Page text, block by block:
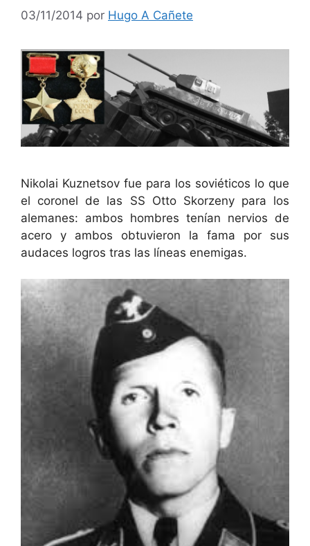
03/11/2014 por Hugo A Cañete
Nikolai Kuznetsov fue para los soviéticos lo que
el coronel de las SS Otto Skorzeny para los
alemanes: ambos hombres tenían nervios de
acero y ambos obtuvieron la fama por sus
audaces logros tras las líneas enemigas.